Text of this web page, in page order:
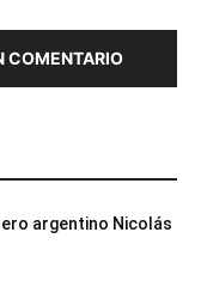
COMENTARIO
argentino Nicolás